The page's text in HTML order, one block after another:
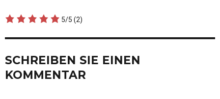
5/5 (2)
SCHREIBEN SIE EINEN
KOMMENTAR